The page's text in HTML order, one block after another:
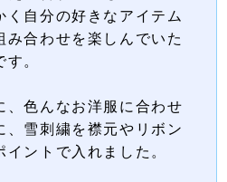
自分の好きなアイテム
み合わせを楽しんでいた
。
、色んなお洋服に合わせ
雪刺繍を襟元やリボン
イントで入れました。